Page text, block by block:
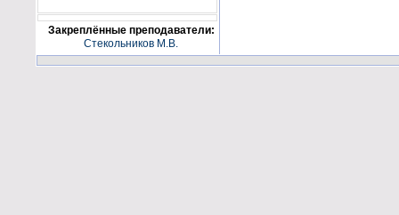
Закреплённые преподаватели:
Стекольников М.В.